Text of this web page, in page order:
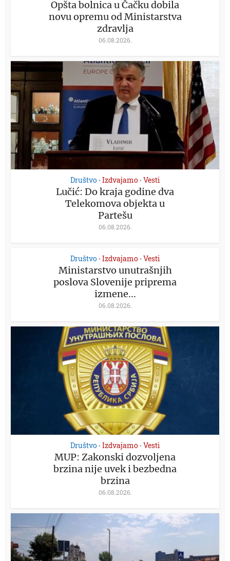
Opšta bolnica u Čačku dobila
novu opremu od Ministarstva
zdravlja
06.08.2026.
Društvo • Izdvajamo • Vesti
Lučić: Do kraja godine dva
Telekomova objekta u
Partešu
06.08.2026.
Društvo • Izdvajamo • Vesti
Ministarstvo unutrašnjih
poslova Slovenije priprema
izmene...
06.08.2026.
Društvo • Izdvajamo • Vesti
MUP: Zakonski dozvoljena
brzina nije uvek i bezbedna
brzina
06.08.2026.